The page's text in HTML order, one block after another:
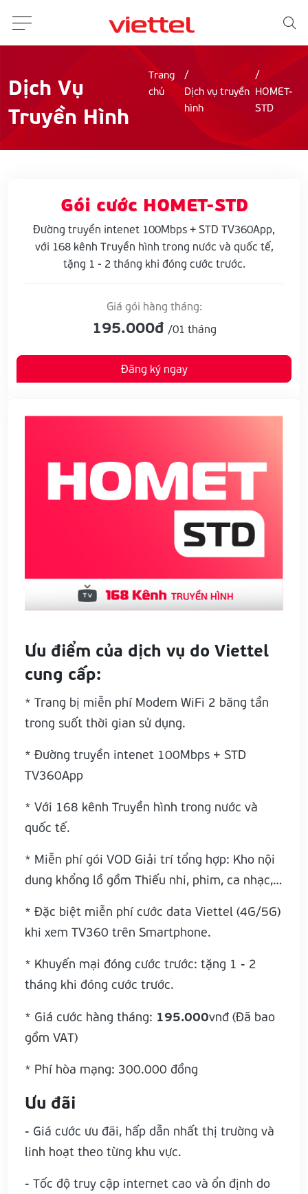
Dịch Vụ
Truyền Hình
Trang
chủ
Dịch vụ truyền
hình
HOMET-
STD
Gói cước HOMET-STD
Đường truyền intenet 100Mbps + STD TV360App,
với 168 kênh Truyền hình trong nước và quốc tế,
tặng 1 - 2 tháng khi đóng cước trước.
Giá gói hàng tháng:
195.000đ /01 tháng
Đăng ký ngay
Ưu điểm của dịch vụ do Viettel
cung cấp:
* Trang bị miễn phí Modem WiFi 2 băng tần
trong suốt thời gian sử dụng.
* Đường truyền intenet 100Mbps + STD
TV360App
* Với 168 kênh Truyền hình trong nước và
quốc tế.
* Miễn phí gói VOD Giải trí tổng hợp: Kho nội
dung khổng lồ gồm Thiếu nhi, phim, ca nhạc,…
* Đặc biệt miễn phí cước data Viettel (4G/5G)
khi xem TV360 trên Smartphone.
* Khuyến mại đóng cước trước: tặng 1 - 2
tháng khi đóng cước trước.
* Giá cước hàng tháng: 195.000vnđ (Đã bao
gồm VAT)
* Phí hòa mạng: 300.000 đồng
Ưu đãi
- Giá cước ưu đãi, hấp dẫn nhất thị trường và
linh hoạt theo từng khu vực.
- Tốc độ truy cập internet cao và ổn định do